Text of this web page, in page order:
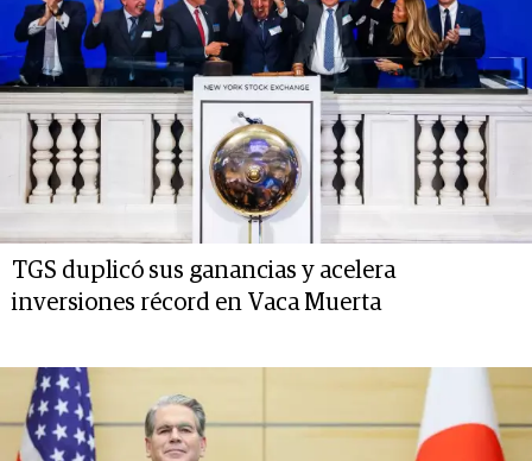
TGS duplicó sus ganancias y acelera
inversiones récord en Vaca Muerta